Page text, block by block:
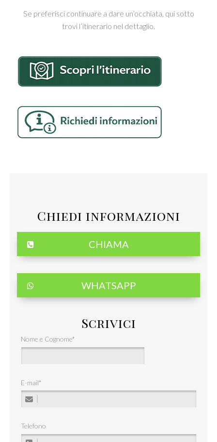
Se preferisci continuare a dare un’occhiata, qui sotto
trovi l’itinerario nel dettaglio.
Chiedi informazioni
CHIAMA
WHATSAPP
Scrivici
Nome e Cognome*
E-mail*
Telefono